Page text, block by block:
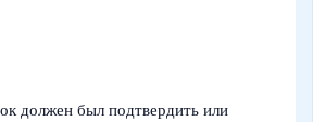
должен был подтвердить или